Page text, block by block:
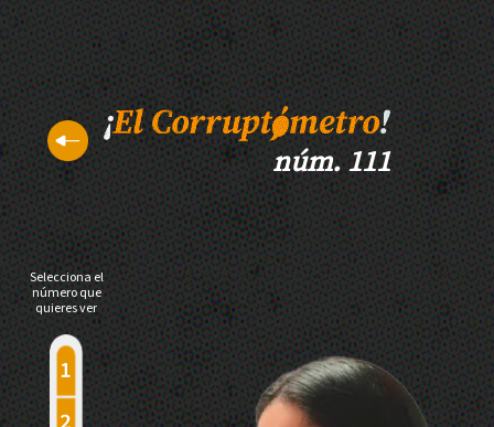
núm. 111
Selecciona el
número que
quieres ver